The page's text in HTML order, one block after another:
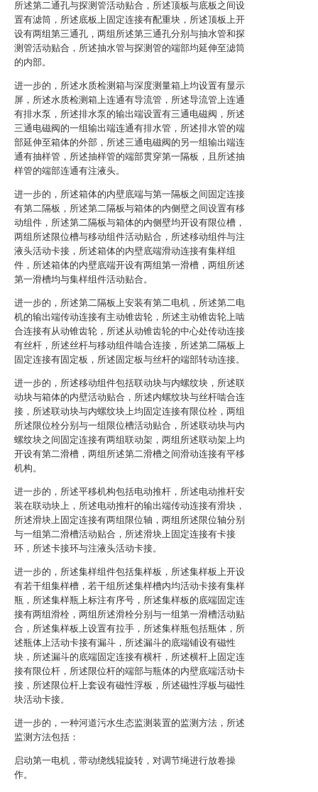
所述第二通孔与探测管活动贴合，所述顶板与底板之间设
置有滤筒，所述底板上固定连接有配重块，所述顶板上开
设有两组第三通孔，两组所述第三通孔分别与抽水管和探
测管活动贴合，所述抽水管与探测管的端部均延伸至滤筒
的内部。
进一步的，所述水质检测箱与深度测量箱上均设置有显示
屏，所述水质检测箱上连通有导流管，所述导流管上连通
有排水泵，所述排水泵的输出端设置有三通电磁阀，所述
三通电磁阀的一组输出端连通有排水管，所述排水管的端
部延伸至箱体的外部，所述三通电磁阀的另一组输出端连
通有抽样管，所述抽样管的端部贯穿第一隔板，且所述抽
样管的端部连通有注液头。
进一步的，所述箱体的内壁底端与第一隔板之间固定连接
有第二隔板，所述第二隔板与箱体的内侧壁之间设置有移
动组件，所述第二隔板与箱体的内侧壁均开设有限位槽，
两组所述限位槽与移动组件活动贴合，所述移动组件与注
液头活动卡接，所述箱体的内壁底端滑动连接有集样组
件，所述箱体的内壁底端开设有两组第一滑槽，两组所述
第一滑槽均与集样组件活动贴合。
进一步的，所述第二隔板上安装有第二电机，所述第二电
机的输出端传动连接有主动锥齿轮，所述主动锥齿轮上啮
合连接有从动锥齿轮，所述从动锥齿轮的中心处传动连接
有丝杆，所述丝杆与移动组件啮合连接，所述第二隔板上
固定连接有固定板，所述固定板与丝杆的端部转动连接。
进一步的，所述移动组件包括联动块与内螺纹块，所述联
动块与箱体的内壁活动贴合，所述内螺纹块与丝杆啮合连
接，所述联动块与内螺纹块上均固定连接有限位栓，两组
所述限位栓分别与一组限位槽活动贴合，所述联动块与内
螺纹块之间固定连接有两组联动架，两组所述联动架上均
开设有第二滑槽，两组所述第二滑槽之间滑动连接有平移
机构。
进一步的，所述平移机构包括电动推杆，所述电动推杆安
装在联动块上，所述电动推杆的输出端传动连接有滑块，
所述滑块上固定连接有两组限位轴，两组所述限位轴分别
与一组第二滑槽活动贴合，所述滑块上固定连接有卡接
环，所述卡接环与注液头活动卡接。
进一步的，所述集样组件包括集样板，所述集样板上开设
有若干组集样槽，若干组所述集样槽内均活动卡接有集样
瓶，所述集样瓶上标注有序号，所述集样板的底端固定连
接有两组滑栓，两组所述滑栓分别与一组第一滑槽活动贴
合，所述集样板上设置有拉手，所述集样瓶包括瓶体，所
述瓶体上活动卡接有漏斗，所述漏斗的底端铺设有磁性
块，所述漏斗的底端固定连接有横杆，所述横杆上固定连
接有限位杆，所述限位杆的端部与瓶体的内壁底端活动卡
接，所述限位杆上套设有磁性浮板，所述磁性浮板与磁性
块活动卡接。
进一步的，一种河道污水生态监测装置的监测方法，所述
监测方法包括：
启动第一电机，带动绕线辊旋转，对调节绳进行放卷操
作。